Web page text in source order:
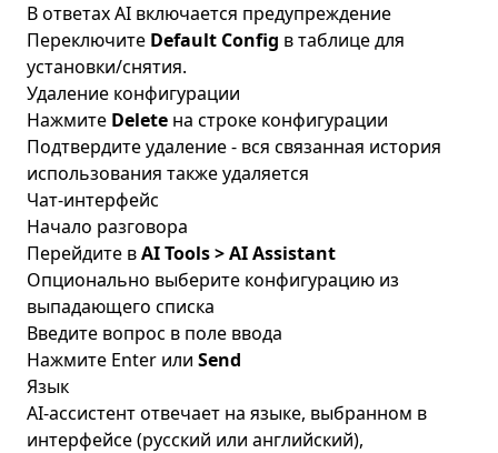
В ответах AI включается предупреждение
Переключите Default Config в таблице для
установки/снятия.
Удаление конфигурации
Нажмите Delete на строке конфигурации
Подтвердите удаление - вся связанная история
использования также удаляется
Чат-интерфейс
Начало разговора
Перейдите вAI Tools > AI Assistant
Опционально выберите конфигурацию из
выпадающего списка
Введите вопрос в поле ввода
Нажмите Enter или Send
Язык
AI-ассистент отвечает на языке, выбранном в
интерфейсе (русский или английский),